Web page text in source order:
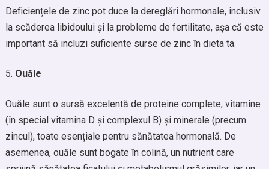
Deficiențele de zinc pot duce la dereglări hormonale, inclusiv
la scăderea libidoului și la probleme de fertilitate, așa că este
important să incluzi suficiente surse de zinc în dieta ta.
Ouăle
Ouăle sunt o sursă excelentă de proteine complete, vitamine
(în special vitamina D și complexul B) și minerale (precum
zincul), toate esențiale pentru sănătatea hormonală. De
asemenea, ouăle sunt bogate în colină, un nutrient care